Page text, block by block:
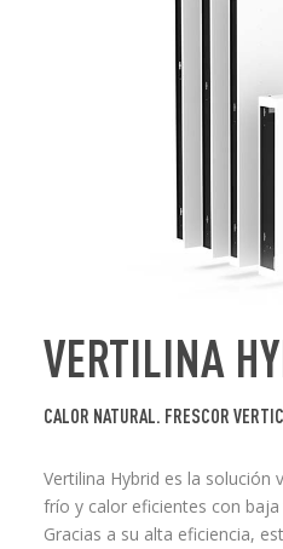
VERTILINA
CALOR NATURAL. FRESCOR
Vertilina Hybrid es la solución
frío y calor eficientes con
Gracias a su alta eficiencia,